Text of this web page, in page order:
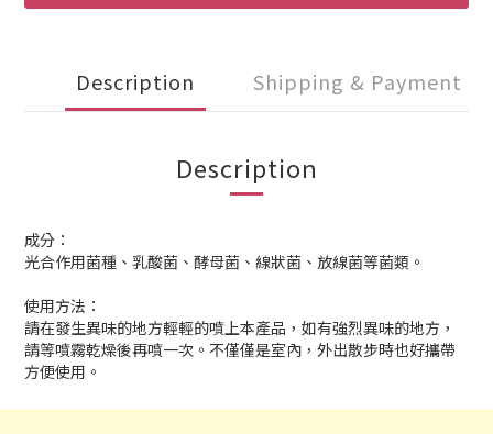
Description Shipping & Payment
Description
成分：
光合作用菌種、乳酸菌、酵母菌、線狀菌、放線菌等菌類。
使用方法：
請在發生異味的地方輕輕的噴上本產品，如有強烈異味的地方，
請等噴霧乾燥後再噴一次。不僅僅是室內，外出散步時也好攜帶
方便使用。